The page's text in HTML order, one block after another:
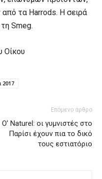
τα Harrods. Η σειρά
Smeg.
Οίκου
2017
Επόμενο άρθρο
O’ Naturel: οι γυμνιστές στο
Παρίσι έχουν πια το δικό
τους εστιατόριο